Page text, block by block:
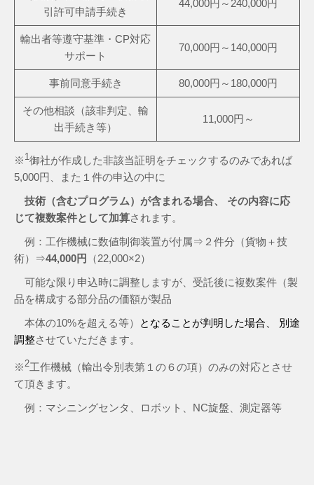
引許可申請手続き
44,000円～240,000円
輸出者等遵守基準・CP対応
サポート
70,000円～140,000円
事前同意手続き 80,000円～180,000円
その他相談（該非判定、輸
出手続き等）
11,000円～
※ 1御社が作成した非該当証明をチェックするのみであれば
5,000円、また１件の申込の中に
技術（含むプログラム）が含まれる場合、 その内容に応
じて複数案件として加算されます。
例：工作機械に数値制御装置が付属⇒２件分（貨物＋技
術）⇒44,000円
（22,000×2）
可能な限り申込時に調整しますが、受託後に複数案件（製
品を構成する部分品の価額が製品
本体の10%を超える等）
となることが判明した場合、 別途
調整させていただきます。
※2工作機械（輸出令別表第１の６の項）のみの対応とさせ
て頂きます。
例：マシニングセンタ、ロボット、NC旋盤、測定器等